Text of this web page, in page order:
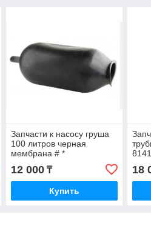
Запчасти к насосу груша
100 литров черная
мембрана # *
12 000₸
Купить
18